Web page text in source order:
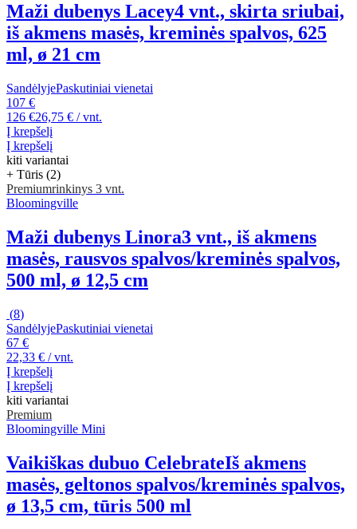
Maži dubenys Lacey4 vnt., skirta sriubai,
iš akmens masės, kreminės spalvos, 625
ml, ø 21 cm
SandėlyjePaskutiniai vienetai
107 €
126 €26,75 € / vnt.
Į krepšelį
Į krepšelį
kiti variantai
+ Tūris (2)
Premiumrinkinys 3 vnt.
Bloomingville
Maži dubenys Linora3 vnt., iš akmens
masės, rausvos spalvos/kreminės spalvos,
500 ml, ø 12,5 cm
(8)
SandėlyjePaskutiniai vienetai
67 €
22,33 € / vnt.
Į krepšelį
Į krepšelį
kiti variantai
Premium
Bloomingville Mini
Vaikiškas dubuo CelebrateIš akmens
masės, geltonos spalvos/kreminės spalvos,
ø 13,5 cm, tūris 500 ml